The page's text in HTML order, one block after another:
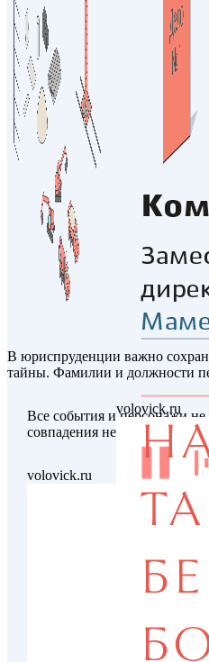
В юриспруденции важно
тайны. Фамилии и должности
volovick.ru
Все события и персонажи
совпадения не случайны.
volovick.ru